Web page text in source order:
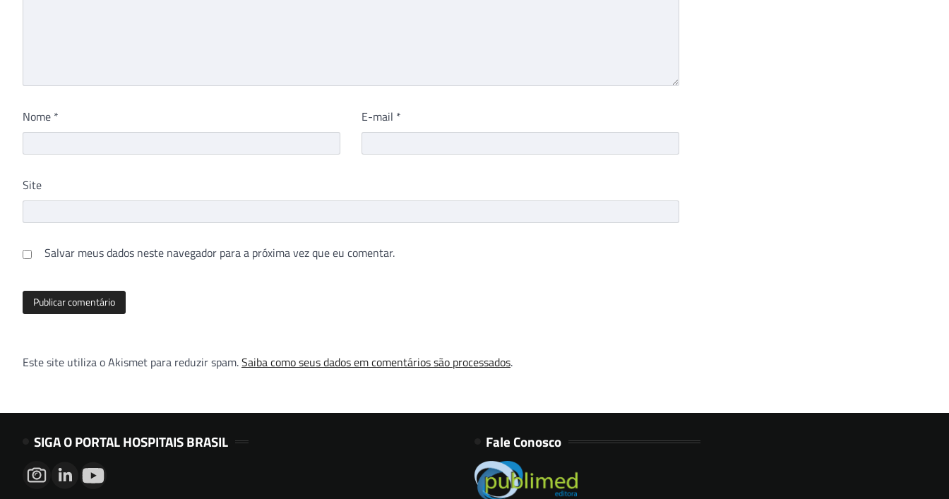
Nome * E-mail *
Site
Salvar meus dados neste navegador para a próxima vez que eu comentar.
Este site utiliza o Akismet para reduzir spam.Saiba como seus dados em comentários são processados.
SIGA O PORTAL HOSPITAIS BRASIL Fale Conosco